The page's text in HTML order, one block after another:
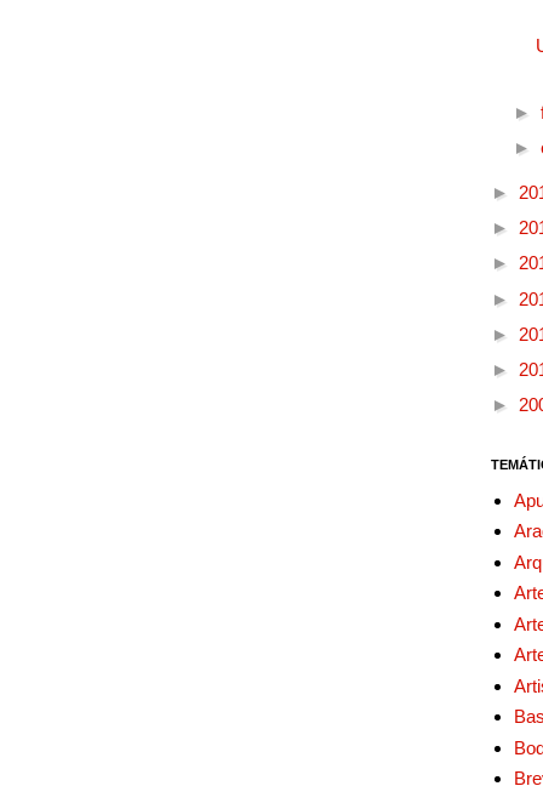
►
►
►
►
►
►
►
►
►